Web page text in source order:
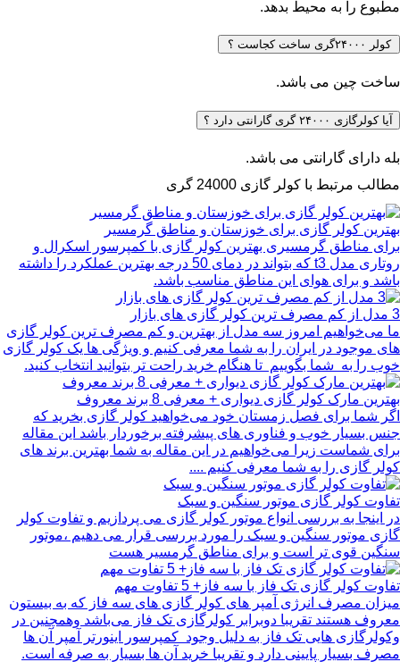
مطبوع را به محیط بدهد.
کولر ۲۴۰۰۰گری ساخت کجاست ؟
ساخت چین می باشد.
آیا کولرگازی ۲۴۰۰۰ گری گارانتی دارد ؟
بله دارای گارانتی می باشد.
مطالب مرتبط با کولر گازی 24000 گری
بهترین کولر گازی برای خوزستان و مناطق گرمسیر
برای مناطق گرمسیری بهترین کولر گازی با کمپرسور اسکرال و
روتاری مدل t3 که بتواند در دمای 50 درجه بهترین عملکرد را داشته
باشد و برای هوای این مناطق مناسب باشد.
3 مدل از کم مصرف ترین کولر گازی های بازار
ما می‌خواهیم امروز سه مدل از بهترین و کم مصرف ترین کولر گازی
های موجود در ایران را به شما معرفی کنیم و ویژگی ها یک کولر گازی
خوب را به شما بگوییم تا هنگام خرید راحت تر بتوانید انتخاب کنید.
بهترین مارک کولر گازی دیواری + معرفی 8 برند معروف
اگر شما برای فصل زمستان خود می‌خواهید کولر گازی بخرید که
جنس بسیار خوب و فناوری های پیشرفته برخوردار باشد این مقاله
برای شماست زیرا می‌خواهیم در این مقاله به شما بهترین برند های
کولر گازی را به شما معرفی کنیم ....
تفاوت کولر گازی موتور سنگین و سبک
در اینجا به بررسی انواع موتور کولر گازی می پردازیم و تفاوت کولر
گازی موتور سنگین و سبک را مورد بررسی قرار می دهیم ،موتور
سنگین قوی تر است و برای مناطق گرمسیر هست
تفاوت کولر گازی تک فاز با سه فاز+ 5 تفاوت مهم
میزان مصرف انرژی آمپر های کولر گازی های سه فاز که به بیستون
معروف هستند تقریبا دوبرابر کولرگازی تک فاز می‌باشد وهمچنین در
وکولرگازی هایی تک فاز به دلیل وجود کمپرسور اینورتر آمپر آن ها
مصرف بسیار پایینی دارد و تقریبا خرید آن ها بسیار به صرفه است.